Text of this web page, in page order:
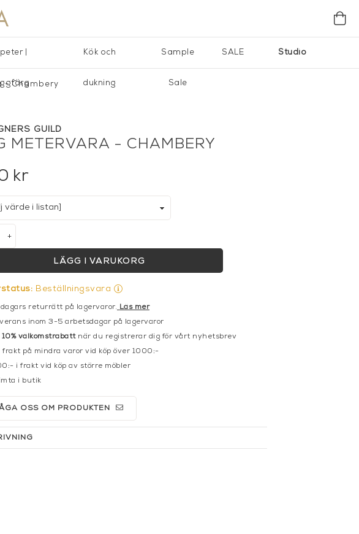
Studio
| Kök och
dukning
Sample
Sale
SALE
- Chambery
GUILD
METERVARA - CHAMBERY
kr
+
LÄGG I VARUKORG
Beställningsvara
dagars returrätt på lagervaror. Läs mer
inom 3-5 arbetsdagar på lagervaror
10% välkomstrabattnär du registrerar dig för vårt nyhetsbrev
frakt på mindra varor vid köp över 1000:-
i frakt vid köp av större möbler
i butik
OSS OM PRODUKTEN